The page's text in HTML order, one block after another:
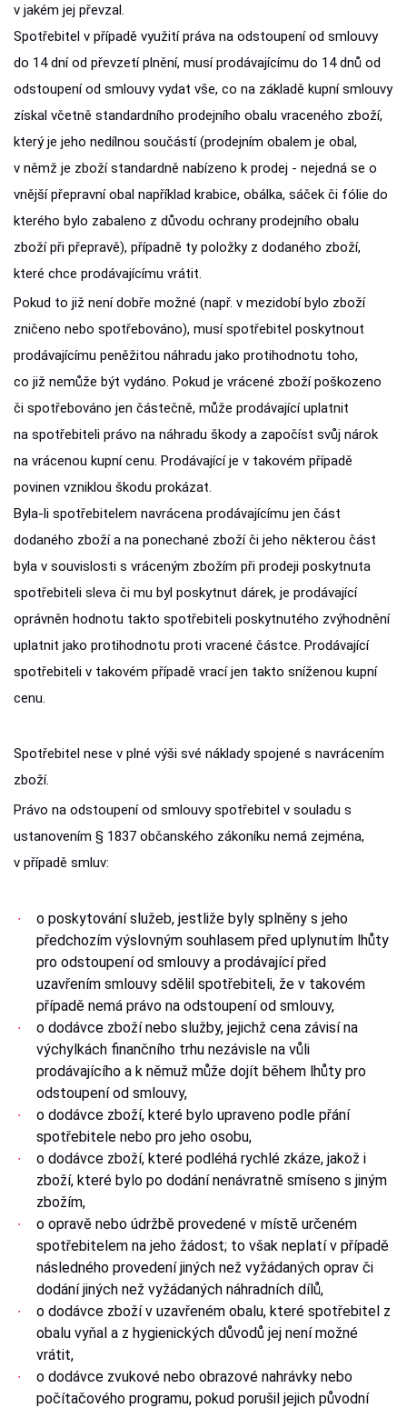
v jakém jej převzal.
Spotřebitel v případě využití práva na odstoupení od smlouvy
do 14 dní od převzetí plnění, musí prodávajícímu do 14 dnů od
odstoupení od smlouvy vydat vše, co na základě kupní smlouvy
získal včetně standardního prodejního obalu vraceného zboží,
který je jeho nedílnou součástí (prodejním obalem je obal,
v němž je zboží standardně nabízeno k prodej - nejedná se o
vnější přepravní obal například krabice, obálka, sáček či fólie do
kterého bylo zabaleno z důvodu ochrany prodejního obalu
zboží při přepravě), případně ty položky z dodaného zboží,
které chce prodávajícímu vrátit.
Pokud to již není dobře možné (např. v mezidobí bylo zboží
zničeno nebo spotřebováno), musí spotřebitel poskytnout
prodávajícímu peněžitou náhradu jako protihodnotu toho,
co již nemůže být vydáno. Pokud je vrácené zboží poškozeno
či spotřebováno jen částečně, může prodávající uplatnit
na spotřebiteli právo na náhradu škody a započíst svůj nárok
na vrácenou kupní cenu. Prodávající je v takovém případě
povinen vzniklou škodu prokázat.
Byla-li spotřebitelem navrácena prodávajícímu jen část
dodaného zboží a na ponechané zboží či jeho některou část
byla v souvislosti s vráceným zbožím při prodeji poskytnuta
spotřebiteli sleva či mu byl poskytnut dárek, je prodávající
oprávněn hodnotu takto spotřebiteli poskytnutého zvýhodnění
uplatnit jako protihodnotu proti vracené částce. Prodávající
spotřebiteli v takovém případě vrací jen takto sníženou kupní
cenu.
Spotřebitel nese v plné výši své náklady spojené s navrácením
zboží.
Právo na odstoupení od smlouvy spotřebitel v souladu s
ustanovením § 1837 občanského zákoníku nemá zejména,
v případě smluv:
o poskytování služeb, jestliže byly splněny s jeho
předchozím výslovným souhlasem před uplynutím lhůty
pro odstoupení od smlouvy a prodávající před
uzavřením smlouvy sdělil spotřebiteli, že v takovém
případě nemá právo na odstoupení od smlouvy,
o dodávce zboží nebo služby, jejichž cena závisí na
výchylkách finančního trhu nezávisle na vůli
prodávajícího a k němuž může dojít během lhůty pro
odstoupení od smlouvy,
o dodávce zboží, které bylo upraveno podle přání
spotřebitele nebo pro jeho osobu,
o dodávce zboží, které podléhá rychlé zkáze, jakož i
zboží, které bylo po dodání nenávratně smíseno s jiným
zbožím,
o opravě nebo údržbě provedené v místě určeném
spotřebitelem na jeho žádost; to však neplatí v případě
následného provedení jiných než vyžádaných oprav či
dodání jiných než vyžádaných náhradních dílů,
o dodávce zboží v uzavřeném obalu, které spotřebitel z
obalu vyňal a z hygienických důvodů jej není možné
vrátit,
o dodávce zvukové nebo obrazové nahrávky nebo
počítačového programu, pokud porušil jejich původní